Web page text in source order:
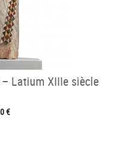
Latium XIIIe siècle
€